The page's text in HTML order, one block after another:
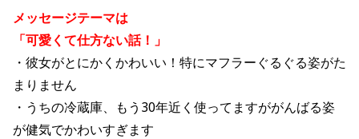
メッセージテーマは
「可愛くて仕方ない話！」
・彼女がとにかくかわいい！特にマフラーぐるぐる姿がた
まりません
・うちの冷蔵庫、もう30年近く使ってますががんばる姿
が健気でかわいすぎます